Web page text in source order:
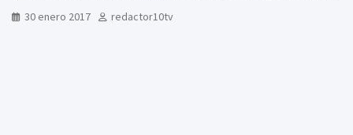
30 enero 2017 redactor10tv